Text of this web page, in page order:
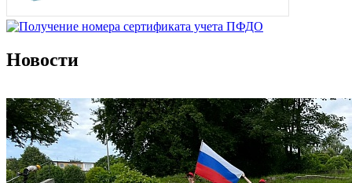
Новости